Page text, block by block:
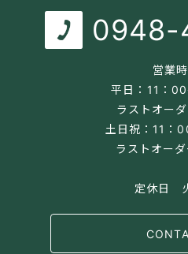
営業
平日：11：
ラストオー
土日祝：11：
ラストオー
定休日